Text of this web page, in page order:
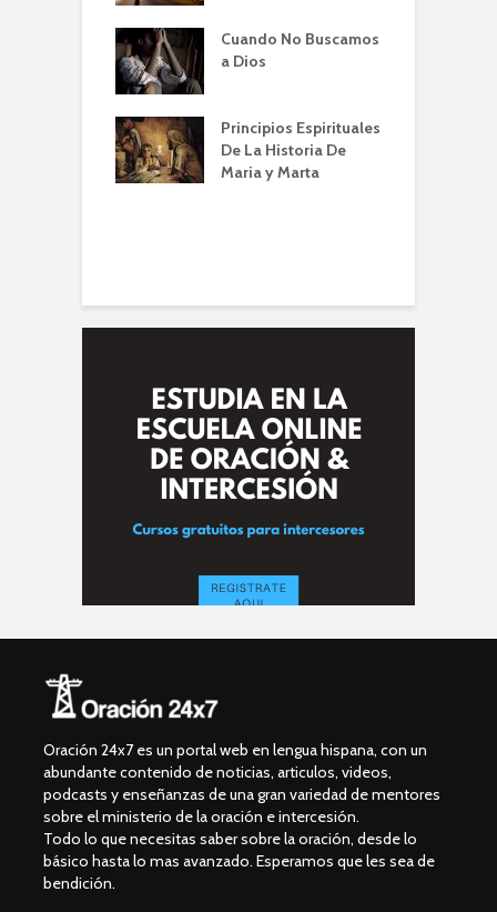
Cuando No Buscamos
a Dios
Principios Espirituales
De La Historia De
Maria y Marta
Oración 24x7 es un portal web en lengua hispana, con un
abundante contenido de noticias, articulos, videos,
podcasts y enseñanzas de una gran variedad de mentores
sobre el ministerio de la oración e intercesión.
Todo lo que necesitas saber sobre la oración, desde lo
básico hasta lo mas avanzado. Esperamos que les sea de
bendición.